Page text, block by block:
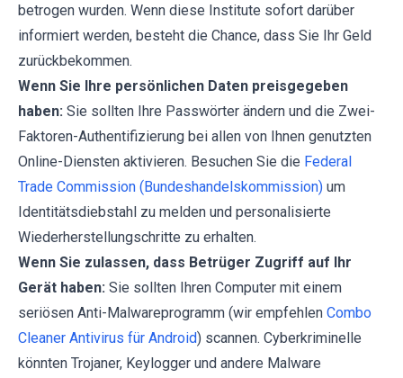
betrogen wurden. Wenn diese Institute sofort darüber
informiert werden, besteht die Chance, dass Sie Ihr Geld
zurückbekommen.
Wenn Sie Ihre persönlichen Daten preisgegeben
haben: Sie sollten Ihre Passwörter ändern und die Zwei-
Faktoren-Authentifizierung bei allen von Ihnen genutzten
Online-Diensten aktivieren. Besuchen Sie die Federal
Trade Commission (Bundeshandelskommission) um
Identitätsdiebstahl zu melden und personalisierte
Wiederherstellungschritte zu erhalten.
Wenn Sie zulassen, dass Betrüger Zugriff auf Ihr
Gerät haben: Sie sollten Ihren Computer mit einem
seriösen Anti-Malwareprogramm (wir empfehlen Combo
Cleaner Antivirus für Android) scannen. Cyberkriminelle
könnten Trojaner, Keylogger und andere Malware